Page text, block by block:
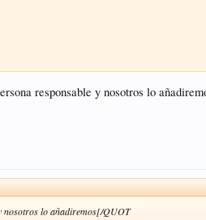
responsable y nosotros lo
nosotros lo añadiremos[/QUOT